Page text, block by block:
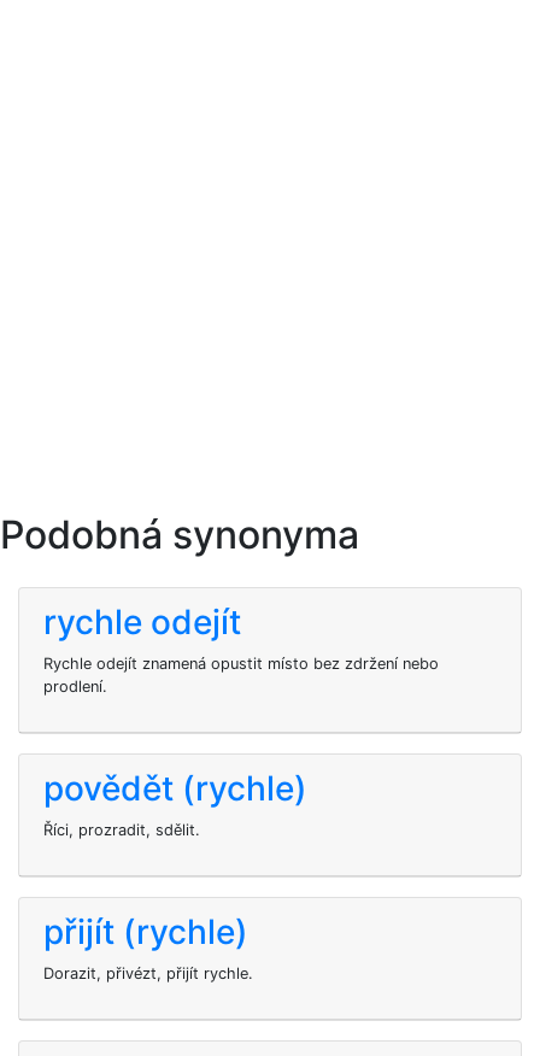
Podobná synonyma
rychle odejít
Rychle odejít znamená opustit místo bez zdržení nebo
prodlení.
povědět (rychle)
Říci, prozradit, sdělit.
přijít (rychle)
Dorazit, přivézt, přijít rychle.